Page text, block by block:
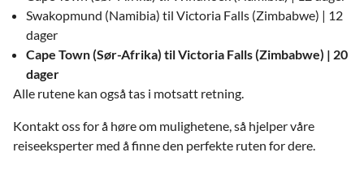
Swakopmund (Namibia) til Victoria Falls (Zimbabwe) | 12
dager
Cape Town (Sør-Afrika) til Victoria Falls (Zimbabwe) | 20
dager
Alle rutene kan også tas i motsatt retning.
Kontakt oss for å høre om mulighetene, så hjelper våre
reiseeksperter med å finne den perfekte ruten for dere.